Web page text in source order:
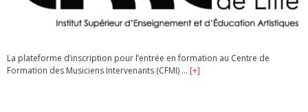
La plateforme d’inscription pour l’entrée en formation au Centre de
Formation des Musiciens Intervenants (CFMI) … [+]